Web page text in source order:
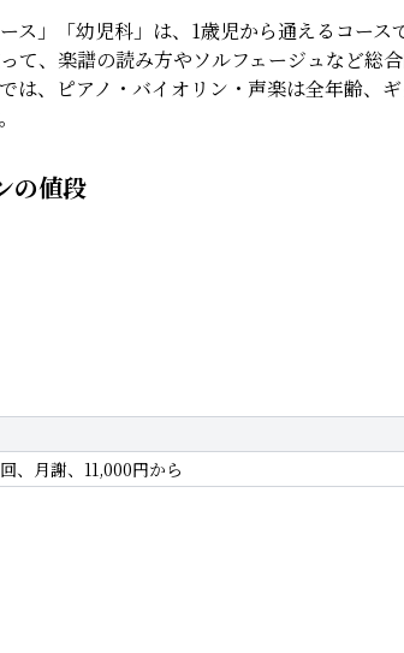
ス」「幼児科」は、1歳児から通えるコース
て、楽譜の読み方やソルフェージュなど総
は、ピアノ・バイオリン・声楽は全年齢、
の値段
、月謝、11,000円から